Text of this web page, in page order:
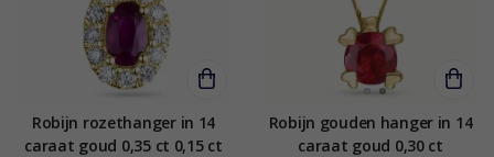
Robijn rozethanger in 14
caraat goud 0,35 ct 0,15 ct
Robijn gouden hanger in 14
caraat goud 0,30 ct